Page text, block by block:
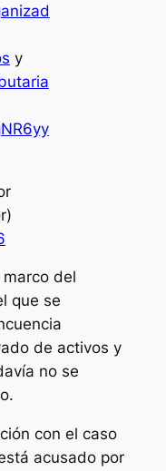
y
del
que se
de activos y
no se
con el caso
acusado por